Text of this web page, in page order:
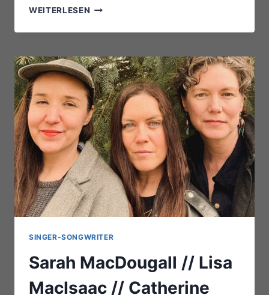
WEITERLESEN BIELEFELDER
LAMBERT
–
MISHELA
STEINER
(OPENING
ACT)
SINGER-SONGWRITER
Sarah MacDougall // Lisa
MacIsaac // Catherine